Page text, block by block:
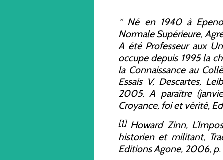
*Né en 1940 à
Normale Supérieure,
A été Professeur aux
occupe depuis 1995 la
la Connaissance au
Essais V, Descartes,
2005. A paraître
Croyance, foi et vérité,
[1]Howard Zinn,
historien et militant,
Editions Agone, 2006, p.